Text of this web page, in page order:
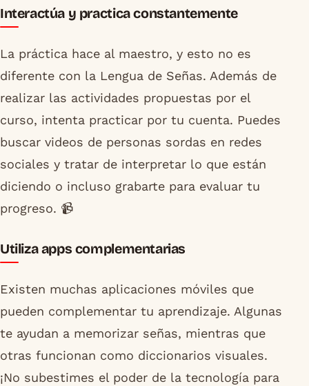
Interactúa y practica constantemente
La práctica hace al maestro, y esto no es
diferente con la Lengua de Señas. Además de
realizar las actividades propuestas por el
curso, intenta practicar por tu cuenta. Puedes
buscar videos de personas sordas en redes
sociales y tratar de interpretar lo que están
diciendo o incluso grabarte para evaluar tu
progreso. 📹
Utiliza apps complementarias
Existen muchas aplicaciones móviles que
pueden complementar tu aprendizaje. Algunas
te ayudan a memorizar señas, mientras que
otras funcionan como diccionarios visuales.
¡No subestimes el poder de la tecnología para